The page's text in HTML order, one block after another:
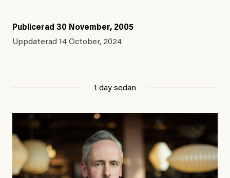
Publicerad 30 November, 2005
Uppdaterad 14 October, 2024
1 day sedan